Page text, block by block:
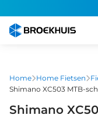
naar
gaan
Home Home Fietsen
Shimano XC503 MTB-
Shimano